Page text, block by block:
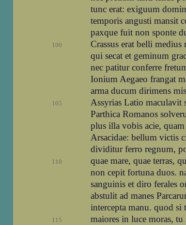
tunc erat: exiguum
temporis angusti mansit
paxque fuit non sponte
100
Crassus erat belli
qui secat et geminum
nec patitur conferre
Ionium Aegaeo frangat
arma ducum dirimens
105
Assyrias Latio maculavit
Parthica Romanos
plus illa vobis acie,
Arsacidae: bellum victis
dividitur ferro regnum,
110
quae mare, quae terras,
non cepit fortuna duos.
sanguinis et diro ferales
abstulit ad manes
intercepta manu. quod si
115
maiores in luce moras, tu